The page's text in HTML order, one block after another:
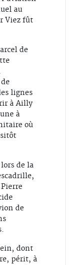
au
Viez fût
de
lignes
à Ailly
à
où
de la
de
dont
périt, à